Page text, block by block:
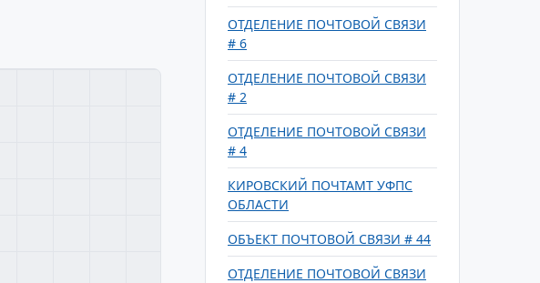
ОТДЕЛЕНИЕ ПОЧТОВОЙ СВЯЗИ
# 6
ОТДЕЛЕНИЕ ПОЧТОВОЙ СВЯЗИ
# 2
ОТДЕЛЕНИЕ ПОЧТОВОЙ СВЯЗИ
# 4
КИРОВСКИЙ ПОЧТАМТ УФПС
ОБЛАСТИ
ОБЪЕКТ ПОЧТОВОЙ СВЯЗИ # 44
ОТДЕЛЕНИЕ ПОЧТОВОЙ СВЯЗИ